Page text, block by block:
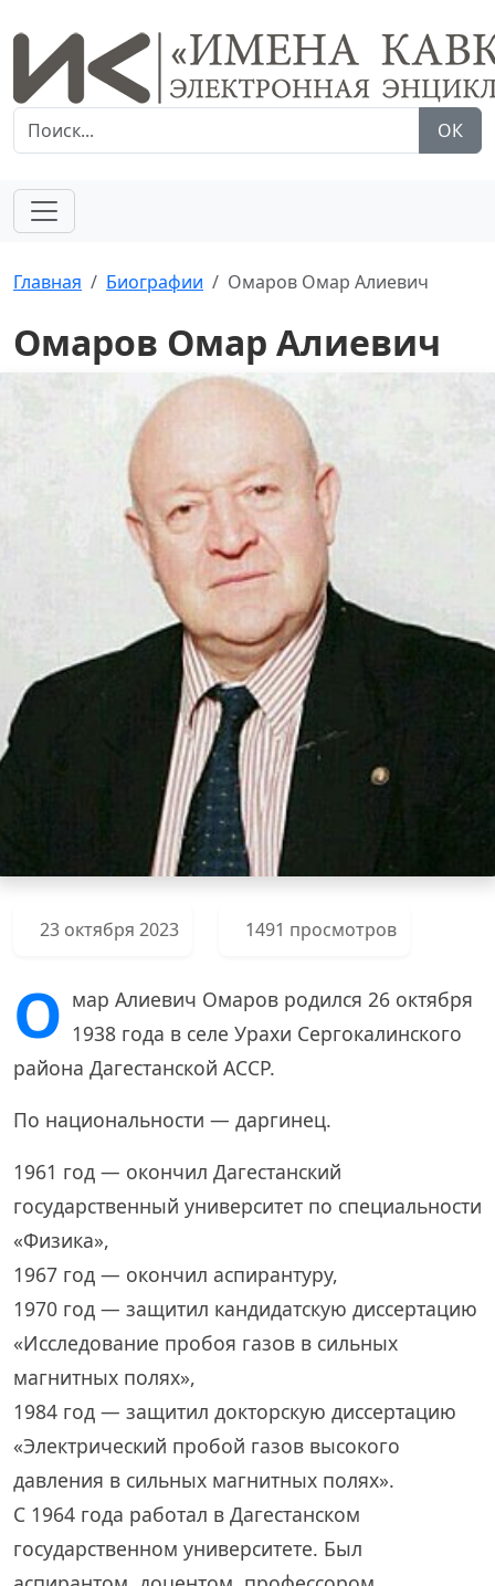
ОК
Главная Биографии Омаров Омар Алиевич
Омаров Омар Алиевич
23 октября 2023 1491 просмотров
О мар Алиевич Омаров родился 26 октября
1938 года в селе Урахи Сергокалинского
района Дагестанской АССР.
По национальности — даргинец.
1961 год — окончил Дагестанский
государственный университет по специальности
«Физика»,
1967 год — окончил аспирантуру,
1970 год — защитил кандидатскую диссертацию
«Исследование пробоя газов в сильных
магнитных полях»,
1984 год — защитил докторскую диссертацию
«Электрический пробой газов высокого
давления в сильных магнитных полях».
С 1964 года работал в Дагестанском
государственном университете. Был